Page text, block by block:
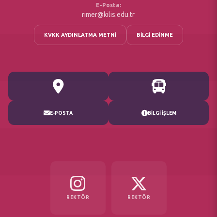
E-POSTA BİLGİ İŞLEM
E-Posta:
rimer@kilis.edu.tr
KVKK AYDINLATMA METNİ BİLGİ EDİNME
REKTÖR REKTÖR